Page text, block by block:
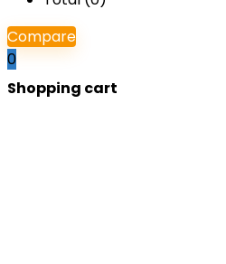
Compare
0
Shopping cart